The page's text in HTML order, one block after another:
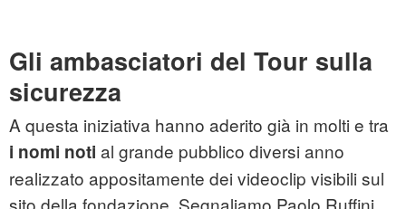
Gli ambasciatori del Tour sulla
sicurezza
A questa iniziativa hanno aderito già in molti e tra
i nomi noti al grande pubblico diversi anno
realizzato appositamente dei videoclip visibili sul